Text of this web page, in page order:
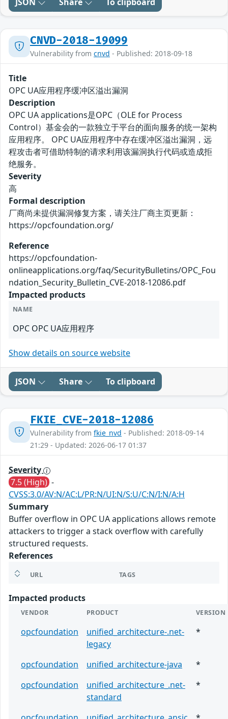
CNVD-2018-19099
Vulnerability from cnvd - Published: 2018-09-18
Title
OPC UA应用程序缓冲区溢出漏洞
Description
OPC UA applications是OPC（OLE for Process
Control）基金会的一款独立于平台的面向服务的统一架构
应用程序。 OPC UA应用程序中存在缓冲区溢出漏洞，远
程攻击者可借助特制的请求利用该漏洞执行代码或造成拒
绝服务。
Severity
高
Formal description
厂商尚未提供漏洞修复方案，请关注厂商主页更新：
https://opcfoundation.org/
Reference
https://opcfoundation-
onlineapplications.org/faq/SecurityBulletins/OPC_Fou
ndation_Security_Bulletin_CVE-2018-12086.pdf
Impacted products
NAME
OPC OPC UA应用程序
Show details on source website
JSON Share To clipboard
FKIE_CVE-2018-12086
Vulnerability from fkie_nvd - Published: 2018-09-14
21:29 - Updated: 2026-06-17 01:37
Severity
7.5 (High) -
CVSS:3.0/AV:N/AC:L/PR:N/UI:N/S:U/C:N/I:N/A:H
Summary
Buffer overflow in OPC UA applications allows remote
attackers to trigger a stack overflow with carefully
structured requests.
References
URL TAGS
Impacted products
VENDOR PRODUCT VERSION
opcfoundation
unified_architecture-.net-
legacy
*
opcfoundation unified_architecture-java
*
opcfoundation
unified_architecture_.net-
standard
*